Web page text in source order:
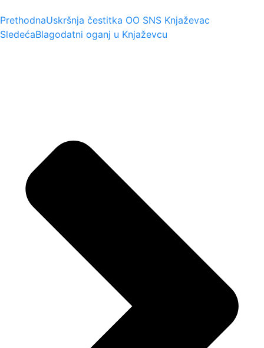
PrethodnaUskršnja čestitka OO SNS Knjaževac
SledećaBlagodatni oganj u Knjaževcu